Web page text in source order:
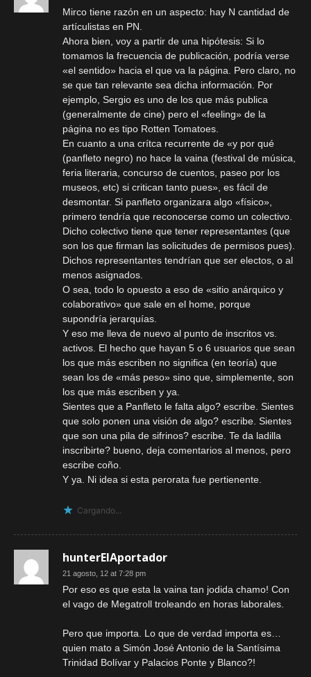
Mirco tiene razón en un aspecto: hay N cantidad de
artículistas en PN.
Ahora bien, voy a partir de una hipótesis: Si lo
tomamos la frecuencia de publicación, podría verse
«el sentido» hacia el que va la página. Pero claro, no
se que tan relevante sea dicha información. Por
ejemplo, Sergio es uno de los que más publica
(generalmente de cine) pero el «feeling» de la
página no es tipo Rotten Tomatoes.
En cuanto a una crítca recurrente de «y por qué
(panfleto negro) no hace la vaina (festival de música,
feria literaria, concurso de cuentos, paseo por los
museos, etc) si critican tanto pues», es fácil de
desmontar. Si panfleto organizara algo «físico»,
primero tendría que reconocerse como un colectivo.
Dicho colectivo tiene que tener representantes (que
son los que firman las solicitudes de permisos pues).
Dichos representantes tendrían que ser electos, o al
menos asignados.
O sea, todo lo opuesto a eso de «sitio anárquico y
colaborativo» que sale en el home, porque
supondría jerarquías.
Y eso me lleva de nuevo al punto de inscritos vs.
activos. El hecho que hayan 5 o 6 usuarios que sean
los que más escriben no significa (en teoría) que
sean los de «más peso» sino que, simplemente, son
los que más escriben y ya.
Sientes que a Panfleto le falta algo? escribe. Sientes
que solo ponen una visión de algo? escribe. Sientes
que son una pila de sifrinos? escribe. Te da ladilla
inscribirte? bueno, deja comentarios al menos, pero
escribe coño.
Y ya. Ni idea si esta perorata fue pertienente.
Cargando...
hunterElAportador
21 agosto, 12 at 7:28 pm
Por eso es que esta la vaina tan jodida chamo! Con
el vago de Megatroll troleando en horas laborales.
Pero que importa. Lo que de verdad importa es…
quien mato a Simón José Antonio de la Santísima
Trinidad Bolívar y Palacios Ponte y Blanco?!